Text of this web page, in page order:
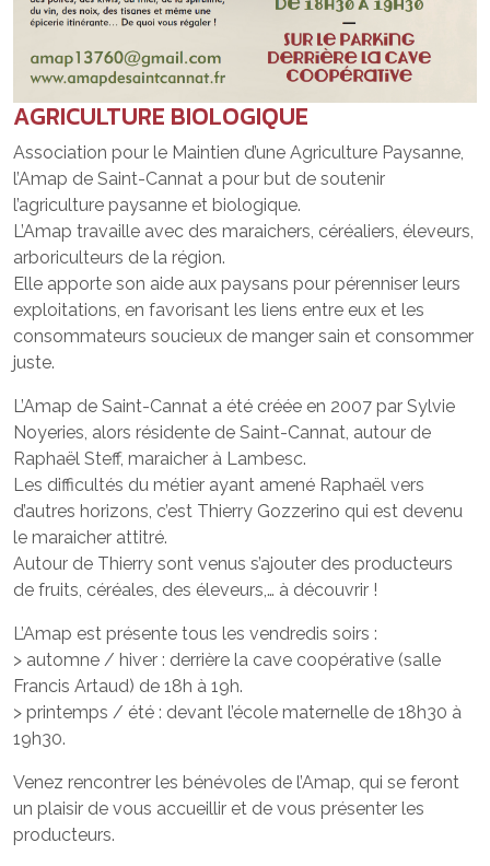
AGRICULTURE BIOLOGIQUE
Association pour le Maintien d’une Agriculture Paysanne,
l’Amap de Saint-Cannat a pour but de soutenir
l’agriculture paysanne et biologique.
L’Amap travaille avec des maraichers, céréaliers, éleveurs,
arboriculteurs de la région.
Elle apporte son aide aux paysans pour pérenniser leurs
exploitations, en favorisant les liens entre eux et les
consommateurs soucieux de manger sain et consommer
juste.
L’Amap de Saint-Cannat a été créée en 2007 par Sylvie
Noyeries, alors résidente de Saint-Cannat, autour de
Raphaël Steff, maraicher à Lambesc.
Les difficultés du métier ayant amené Raphaël vers
d’autres horizons, c’est Thierry Gozzerino qui est devenu
le maraicher attitré.
Autour de Thierry sont venus s’ajouter des producteurs
de fruits, céréales, des éleveurs,… à découvrir !
L’Amap est présente tous les vendredis soirs :
> automne / hiver : derrière la cave coopérative (salle
Francis Artaud) de 18h à 19h.
> printemps / été : devant l’école maternelle de 18h30 à
19h30.
Venez rencontrer les bénévoles de l’Amap, qui se feront
un plaisir de vous accueillir et de vous présenter les
producteurs.